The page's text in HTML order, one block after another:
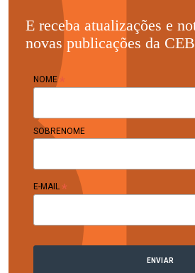
E receba atualizações e
novas publicações da
NOME
SOBRENOME
E-MAIL *